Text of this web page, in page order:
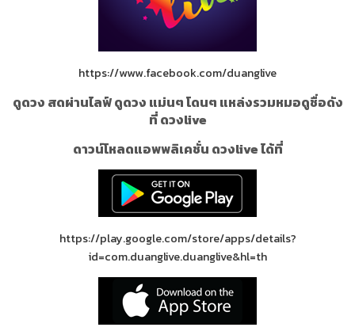
https://www.facebook.com/duanglive
ดูดวง สดผ่านไลฟ์ ดูดวง แม่นๆ โดนๆ แหล่งรวมหมอดูชื่อดัง
ที่ ดวงlive
ดาวน์โหลดแอพพลิเคชั่น ดวงlive ได้ที่
https://play.google.com/store/apps/details?
id=com.duanglive.duanglive&hl=th